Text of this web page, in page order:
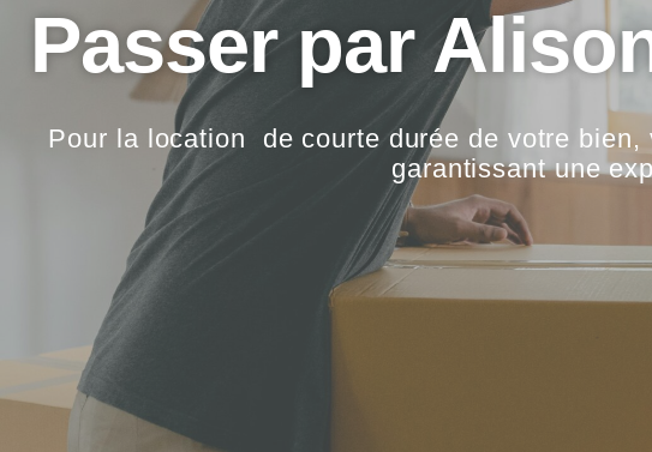
Passer par
Pour la location de courte durée de votre
garantissant une